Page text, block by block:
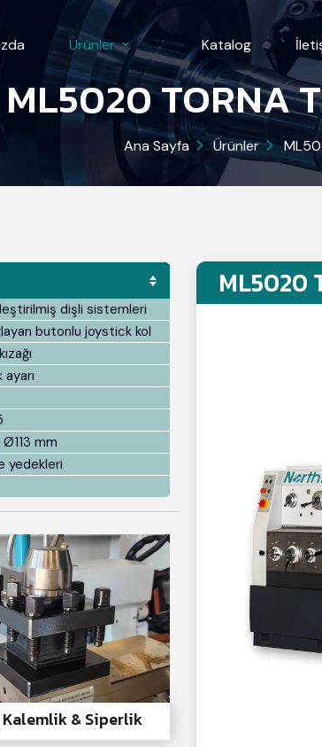
Ürünler Katalog
ML5020 TORNA
Ana Sayfa Ürünler
dişli sistemleri
butonlu joystick kol
mm
yedekleri
& Siperlik
ML5020